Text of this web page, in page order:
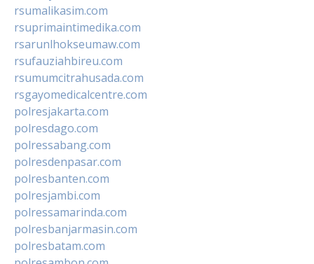
rsumalikasim.com
rsuprimaintimedika.com
rsarunlhokseumaw.com
rsufauziahbireu.com
rsumumcitrahusada.com
rsgayomedicalcentre.com
polresjakarta.com
polresdago.com
polressabang.com
polresdenpasar.com
polresbanten.com
polresjambi.com
polressamarinda.com
polresbanjarmasin.com
polresbatam.com